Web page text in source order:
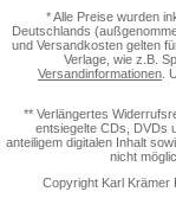
* Alle Preise wurden
Deutschlands
und Versandkosten gelten
Verlage, wie z.B.
Versandinformationen .
** Verlängertes
entsiegelte CDs, DVDs
anteiligem digitalen Inhalt
nicht
Copyright Karl Krämer